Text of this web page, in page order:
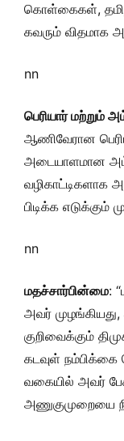
கொள்கைகள்,
கவரும் விதமாக
nn
பெரியார் மற்றும்
ஆணிவேரான
அடையாளமான
வழிகாட்டிகளாக
பிடிக்க எடுக்கும்
nn
மதச்சார்பின்மை:
அவர்
குறிவைக்கும்
கடவுள்
வகையில் அவர்
அணுகுமுறையை